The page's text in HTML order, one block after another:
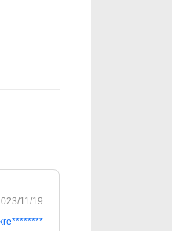
11/19